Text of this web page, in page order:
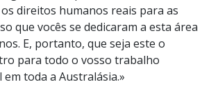
direitos humanos reais para as
que vocês se dedicaram a esta área
E, portanto, que seja este o
para todo o vosso trabalho
toda a Australásia.»